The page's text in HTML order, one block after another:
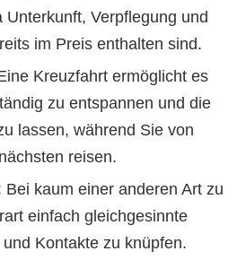
Unterkunft, Verpflegung und
im Preis enthalten sind.
Kreuzfahrt ermöglicht es
zu entspannen und die
lassen, während Sie von
reisen.
Bei kaum einer anderen Art zu
einfach gleichgesinnte
Kontakte zu knüpfen.